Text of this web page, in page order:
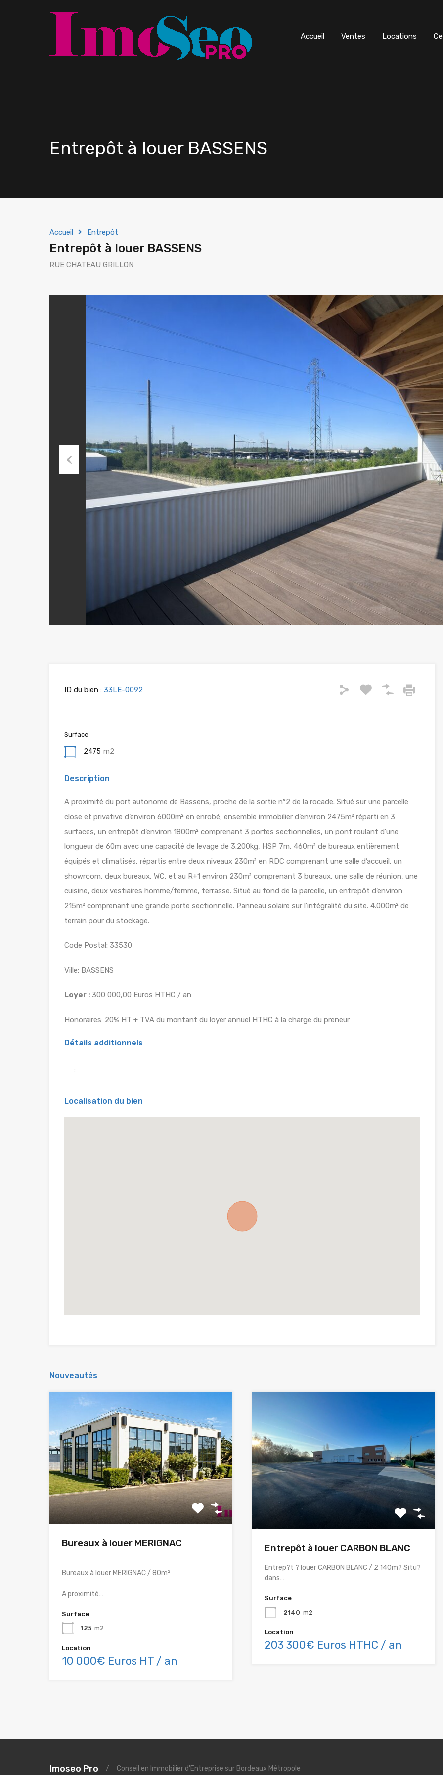
Accueil Ventes Locations
Entrepôt à louer BASSENS
Accueil Entrepôt
Entrepôt à louer BASSENS
RUE CHATEAU GRILLON
ID du bien : 33LE-0092
Surface
2475 m2
Description
A proximité du port autonome de Bassens, proche de la sortie n°2 de la rocade. Situé sur une parcelle
close et privative d’environ 6000m² en enrobé, ensemble immobilier d’environ 2475m² réparti en 3
surfaces, un entrepôt d’environ 1800m² comprenant 3 portes sectionnelles, un pont roulant d’une
longueur de 60m avec une capacité de levage de 3.200kg, HSP 7m, 460m² de bureaux entièrement
équipés et climatisés, répartis entre deux niveaux 230m² en RDC comprenant une salle d’accueil, un
showroom, deux bureaux, WC, et au R+1 environ 230m² comprenant 3 bureaux, une salle de réunion, une
cuisine, deux vestiaires homme/femme, terrasse. Situé au fond de la parcelle, un entrepôt d’environ
215m² comprenant une grande porte sectionnelle. Panneau solaire sur l’intégralité du site. 4.000m² de
terrain pour du stockage.
Code Postal: 33530
Ville: BASSENS
Loyer : 300 000,00 Euros HTHC / an
Honoraires: 20% HT + TVA du montant du loyer annuel HTHC à la charge du preneur
Détails additionnels
:
Localisation du bien
Nouveautés
Bureaux à louer MERIGNAC
Bureaux à louer MERIGNAC / 80m²
A proximité…
Surface
125 m2
Location
10 000€ Euros HT / an
Entrepôt à louer CARBON BLANC
Entrep?t ? louer CARBON BLANC / 2 140m? Situ?
dans…
Surface
2140 m2
Location
203 300€ Euros HTHC / an
Imoseo Pro / Conseil en Immobilier d'Entreprise sur Bordeaux Métropole